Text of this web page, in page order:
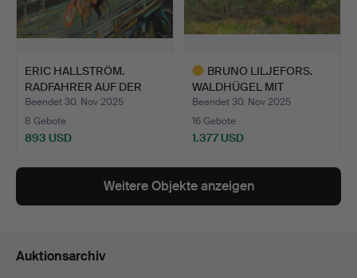
ERIC HALLSTRÖM.
RADFAHRER AUF DER
BRÜCKE.
Beendet 30. Nov 2025
8 Gebote
893 USD
BRUNO LILJEFORS.
WALDHÜGEL MIT
GARTEN.
Beendet 30. Nov 2025
16 Gebote
1.377 USD
Weitere Objekte anzeigen
Auktionsarchiv